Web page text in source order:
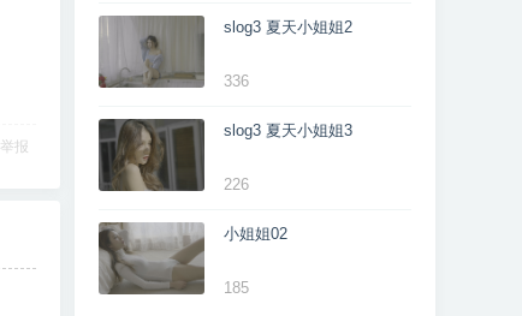
举报
slog3 夏天小姐姐2
336
slog3 夏天小姐姐3
226
小姐姐02
185